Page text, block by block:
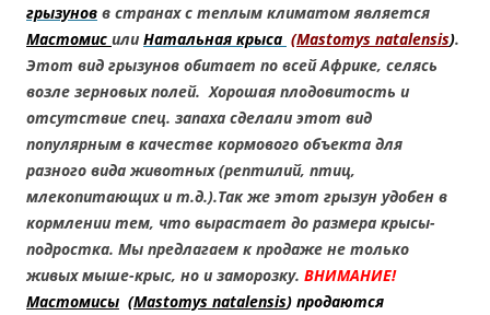
грызунов в странах с теплым климатом является
Мастомис или Натальная крыса (Mastomys natalensis).
Этот вид грызунов обитает по всей Африке, селясь
возле зерновых полей. Хорошая плодовитость и
отсутствие спец. запаха сделали этот вид
популярным в качестве кормового объекта для
разного вида животных (рептилий, птиц,
млекопитающих и т.д.).Так же этот грызун удобен в
кормлении тем, что вырастает до размера крысы-
подростка. Мы предлагаем к продаже не только
живых мыше-крыс, но и заморозку. ВНИМАНИЕ!
Мастомисы (Mastomys natalensis) продаются